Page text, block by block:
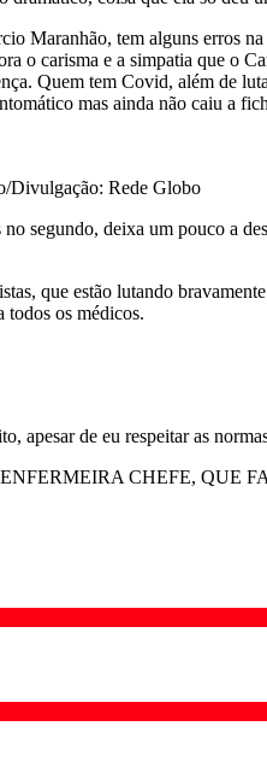
Maranhão, tem alguns erros
o carisma e a simpatia que o
Quem tem Covid, além de
mas ainda não caiu a
Divulgação: Rede Globo
segundo, deixa um pouco a
que estão lutando
todos os médicos.
apesar de eu respeitar as
CHEFE, QUE